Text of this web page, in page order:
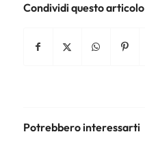
Condividi questo articolo
Potrebbero interessarti